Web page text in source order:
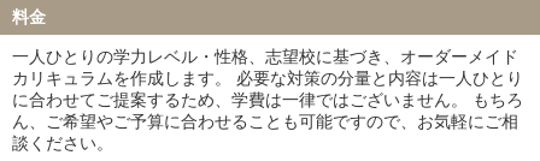
料金
一人ひとりの学力レベル・性格、志望校に基づき、オーダーメイド
カリキュラムを作成します。 必要な対策の分量と内容は一人ひとり
に合わせてご提案するため、学費は一律ではございません。 もちろ
ん、ご希望やご予算に合わせることも可能ですので、お気軽にご相
談ください。